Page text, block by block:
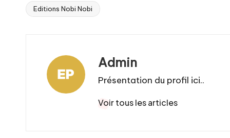
Tags:
Editions Nobi Nobi
Admin
Présentation du profil ici..
Voir tous les articles